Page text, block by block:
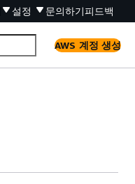
설정 문의하기피드백
AWS 계정 생성